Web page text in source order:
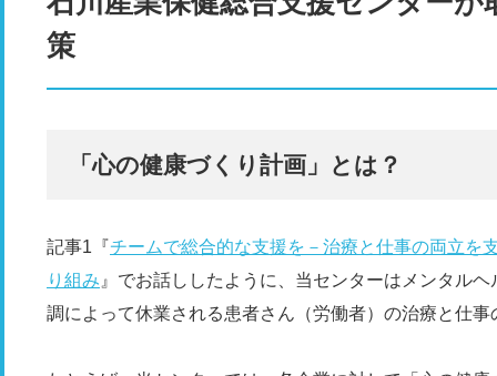
策
「心の健康づくり計画」とは？
記事1『チームで総合的な支援を－治療と仕事の両立を
り組み 』でお話ししたように、当センターはメンタル
調によって休業される患者さん（労働者）の治療と仕